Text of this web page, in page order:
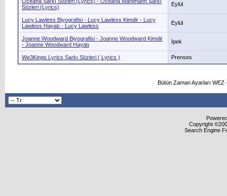
Sözleri (Lyrics)
Eylül
Lucy Lawless Biyografisi - Lucy Lawless Kimdir - Lucy
Lawless Hayatı - Lucy Lawless
Eylül
Joanne Woodward Biyografisi - Joanne Woodward Kimdir
- Joanne Woodward Hayatı
İpek
We3Kings Lyrics Şarkı Sözleri ( Lyrics ) Prenses
Bütün Zaman Ayarları
Copyright
Search Engine